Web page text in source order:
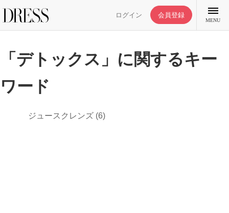
ログイン 会員登録
MENU
「デトックス」に関するキー
ワード
ジュースクレンズ (6)